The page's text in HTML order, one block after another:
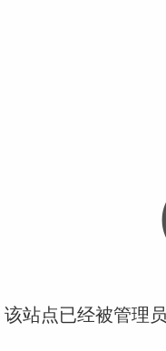
该站点已经被管理